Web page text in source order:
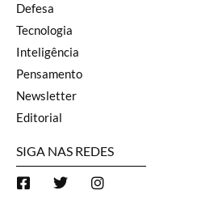
Defesa
Tecnologia
Inteligência
Pensamento
Newsletter
Editorial
SIGA NAS REDES